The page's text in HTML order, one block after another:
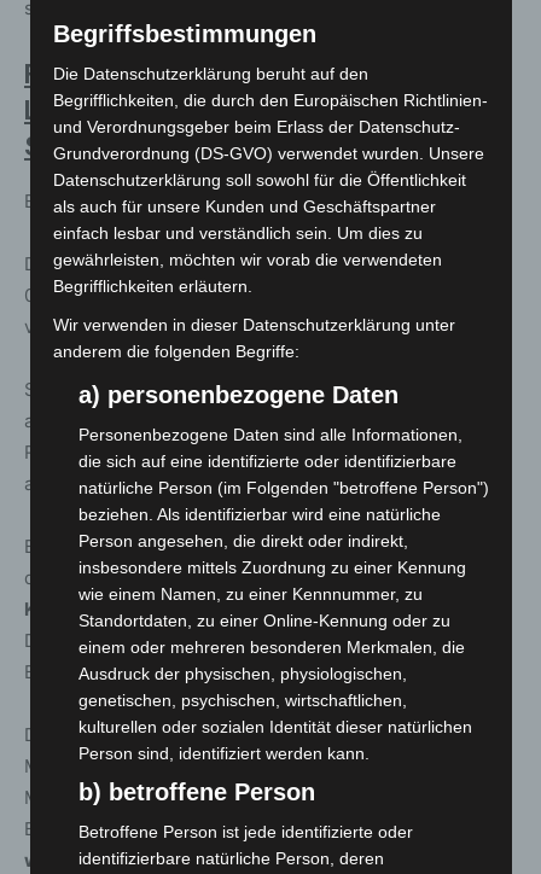
sondern auch lustig!
Fr. 18.3.2022 20:00 Uhr Kulturzelt
Langenhagen BONITA & THE BLUES
SHACKS Rhythm & Blues Night
Eintritt an der Abendkasse: 18,- bis 22,-
Dieses ist die Ersatz-Veranstaltung für den 28.11.20, und
09.05.21 die aufgrund der CORONA-Beschränkungen
verlegt wurde.Alle Karten behalten ihre Gültigkeit.
Seit 30 Jahren sind B.B. & THE BLUES SHACKS weltweit
als
R&B mag, traditionellen Blues zu schätzen weiß, kommt
an dieser Band nicht vorbei.
Bewusst verankert in den Wurzeln des Genres und
dennoch offen für neue Abenteuer gibt es nuneine
Kooperation, die die Blueswelt erneut aufhorchen lässt
Die Blues Shacks gehen mit der einzigartigen Sängerin
BONITA auf Tour.
Die Zusammenarbeit mit der in Südafrika geborenen
Musikerin begann bereits im Jahr 2013 – im Duett mit
Michael Arlt auf dem Album Come Along. Nun sind
BONITA und die BBs auch live zu erleben.Seit Jahren
war so etwas auf Bluespfaden nicht mehr zu hören
Begriffsbestimmungen
Die Datenschutzerklärung beruht auf den
Begrifflichkeiten, die durch den Europäischen Richtlinien-
und Verordnungsgeber beim Erlass der Datenschutz-
Grundverordnung (DS-GVO) verwendet wurden. Unsere
Datenschutzerklärung soll sowohl für die Öffentlichkeit
als auch für unsere Kunden und Geschäftspartner
einfach lesbar und verständlich sein. Um dies zu
gewährleisten, möchten wir vorab die verwendeten
Begrifflichkeiten erläutern.
Wir verwenden in dieser Datenschutzerklärung unter
anderem die folgenden Begriffe:
a) personenbezogene Daten
Personenbezogene Daten sind alle Informationen,
die sich auf eine identifizierte oder identifizierbare
natürliche Person (im Folgenden "betroffene Person")
beziehen. Als identifizierbar wird eine natürliche
Person angesehen, die direkt oder indirekt,
insbesondere mittels Zuordnung zu einer Kennung
wie einem Namen, zu einer Kennnummer, zu
Standortdaten, zu einer Online-Kennung oder zu
einem oder mehreren besonderen Merkmalen, die
Ausdruck der physischen, physiologischen,
genetischen, psychischen, wirtschaftlichen,
kulturellen oder sozialen Identität dieser natürlichen
Person sind, identifiziert werden kann.
b) betroffene Person
Betroffene Person ist jede identifizierte oder
identifizierbare natürliche Person, deren